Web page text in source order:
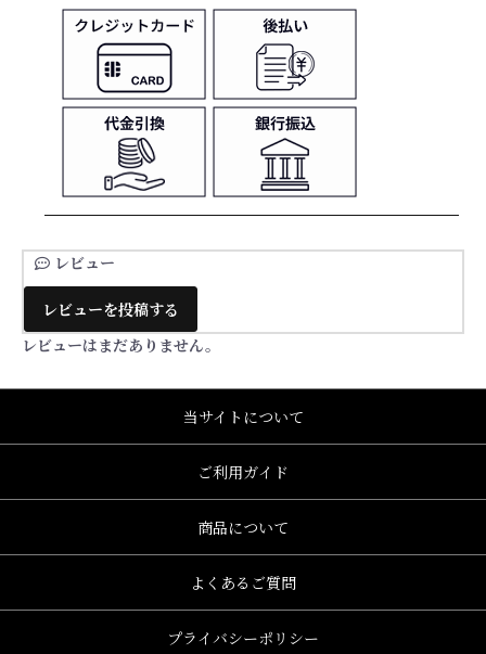
レビュー
レビューを投稿する
レビューはまだありません。
当サイトについて
ご利用ガイド
商品について
よくあるご質問
プライバシーポリシー